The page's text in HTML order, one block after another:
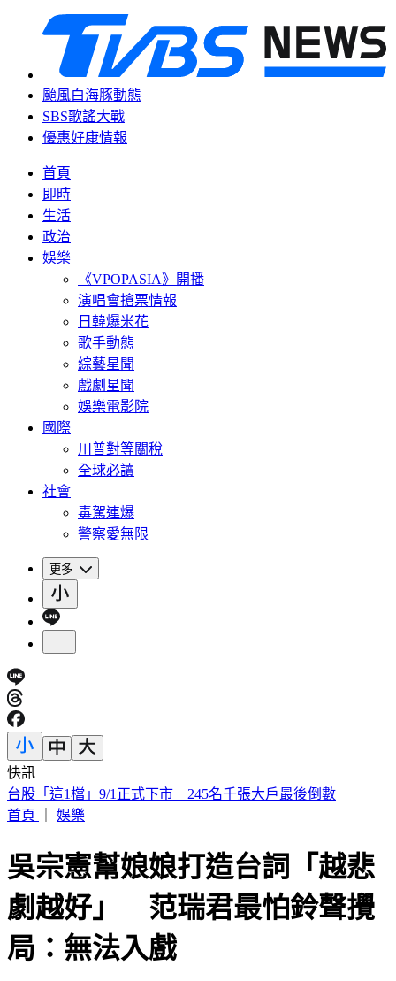
颱風白海豚動態
SBS歌謠大戰
優惠好康情報
首頁
即時
生活
政治
娛樂
《VPOPASIA》開播
演唱會搶票情報
日韓爆米花
歌手動態
綜藝星聞
戲劇星聞
娛樂電影院
國際
川普對等關稅
全球必讀
社會
毒駕連爆
警察愛無限
更多
快訊
要助理颱風天「肉身護植栽」 愛莉莎莎挨轟無奈曝原因
首頁
娛樂
吳宗憲幫娘娘打造台詞「越悲
劇越好」 范瑞君最怕鈴聲攪
局：無法入戲